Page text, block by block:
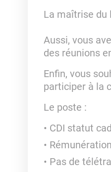
La maîtrise du
Aussi, vous
des réunions
Enfin, vous
participer à la
Le poste :
CDI statut
Pas de